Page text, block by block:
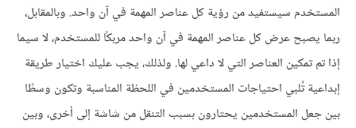
المستخدم سيستفيد من رؤية كل عناصر المهمة في آن واحد. وبالمقابل،
ربما يصبح عرض كل عناصر المهمة في آن واحد مربكًا للمستخدم، لا سيما
إذا تم تمكين العناصر التي لا داعي لها. ولذلك، يجب عليك اختيار طريقة
إبداعية تُلبي احتياجات المستخدمين في اللحظة المناسبة وتكون وسطًا
بين جعل المستخدمين يحتارون بسبب التنقل من شاشة إلى أخرى، وبين